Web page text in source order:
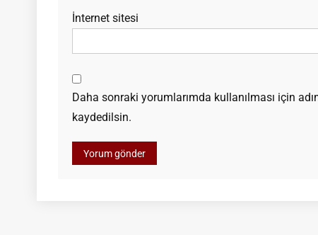
İnternet sitesi
Daha sonraki yorumlarımda kullanılması için
kaydedilsin.